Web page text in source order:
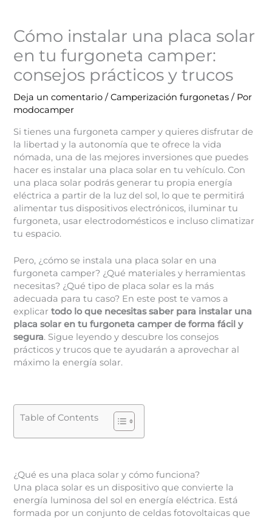
Cómo instalar una placa solar
en tu furgoneta camper:
consejos prácticos y trucos
Deja un comentario /Camperización furgonetas / Por
modocamper
Si tienes una furgoneta camper y quieres disfrutar de
la libertad y la autonomía que te ofrece la vida
nómada, una de las mejores inversiones que puedes
hacer es instalar una placa solar en tu vehículo. Con
una placa solar podrás generar tu propia energía
eléctrica a partir de la luz del sol, lo que te permitirá
alimentar tus dispositivos electrónicos, iluminar tu
furgoneta, usar electrodomésticos e incluso climatizar
tu espacio.
Pero, ¿cómo se instala una placa solar en una
furgoneta camper? ¿Qué materiales y herramientas
necesitas? ¿Qué tipo de placa solar es la más
adecuada para tu caso? En este post te vamos a
explicartodo lo que necesitas saber para instalar una
placa solar en tu furgoneta camper de forma fácil y
segura. Sigue leyendo y descubre los consejos
prácticos y trucos que te ayudarán a aprovechar al
máximo la energía solar.
Table of Contents
¿Qué es una placa solar y cómo funciona?
Una placa solar es un dispositivo que convierte la
energía luminosa del sol en energía eléctrica. Está
formada por un conjunto de celdas fotovoltaicas que